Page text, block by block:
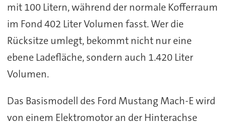
mit 100 Litern, während der normale Kofferraum
im Fond 402 Liter Volumen fasst. Wer die
Rücksitze umlegt, bekommt nicht nur eine
ebene Ladefläche, sondern auch 1.420 Liter
Volumen.
Das Basismodell des Ford Mustang Mach-E wird
von einem Elektromotor an der Hinterachse